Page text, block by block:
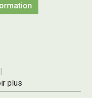
plus